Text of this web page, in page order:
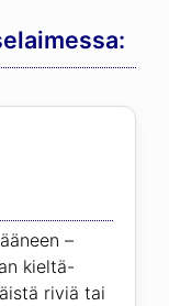
–
kieltä-
riviä tai